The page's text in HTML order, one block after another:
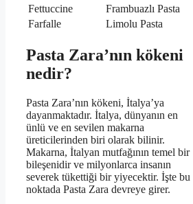
Fettuccine
Frambuazlı Pasta
Farfalle
Limolu Pasta
Pasta Zara’nın kökeni
nedir?
Pasta Zara’nın kökeni, İtalya’ya
dayanmaktadır. İtalya, dünyanın en
ünlü ve en sevilen makarna
üreticilerinden biri olarak bilinir.
Makarna, İtalyan mutfağının temel bir
bileşenidir ve milyonlarca insanın
severek tükettiği bir yiyecektir. İşte bu
noktada Pasta Zara devreye girer.